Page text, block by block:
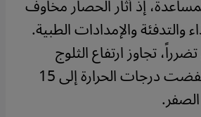
إذ أثار الحصار مخاوفَ
والإمدادات الطبية.
تجاوز ارتفاع الثلوج
المترين، بينما انخفضت درجات الحرارة إلى 15